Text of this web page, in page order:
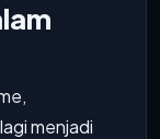
menjadi